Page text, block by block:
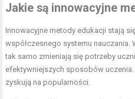
Jakie są innowacyjne
Innowacyjne metody edukacji stają
współczesnego systemu nauczania.
tak samo zmieniają się potrzeby
efektywniejszych sposobów
zyskują na popularności.